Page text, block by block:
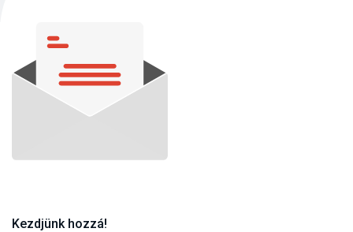
Kezdjünk hozzá!